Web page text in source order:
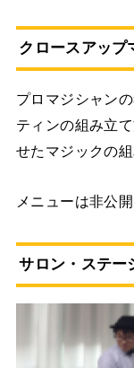
クロースアップ
プロマジシャン
ティンの組み立
せたマジックの
メニューは非公開
サロン・ステー